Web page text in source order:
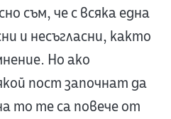
съм, че с всяка една
и несъгласни, както
Но ако
пост започнат да
то те са повече от